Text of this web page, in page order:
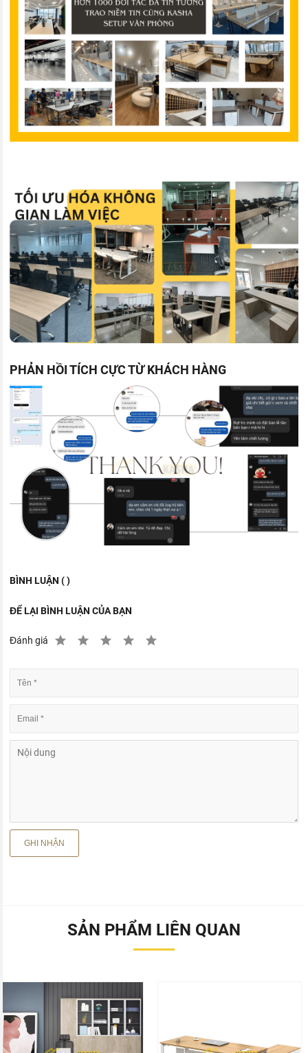
PHẢN HỒI TÍCH CỰC TỪ KHÁCH HÀNG
BÌNH LUẬN ( )
ĐỂ LẠI BÌNH LUẬN CỦA BẠN
Đánh giá
SẢN PHẨM LIÊN QUAN